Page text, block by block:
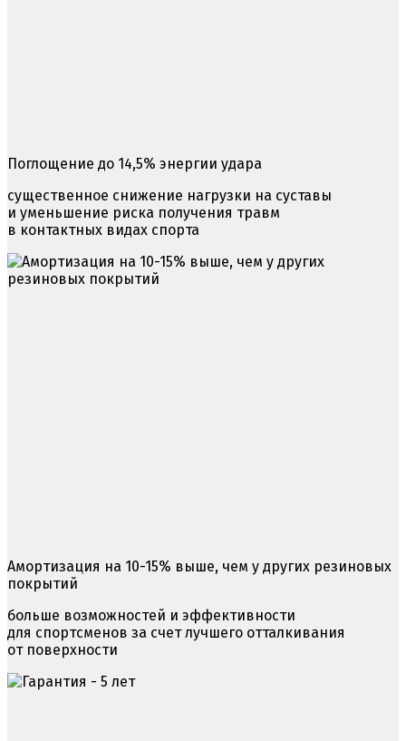
Поглощение до 14,5% энергии удара
существенное снижение нагрузки на суставы
и уменьшение риска получения травм
в контактных видах спорта
Амортизация на 10-15% выше, чем у других резиновых
покрытий
больше возможностей и эффективности
для спортсменов за счет лучшего отталкивания
от поверхности